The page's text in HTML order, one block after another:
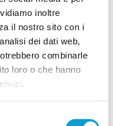
inoltre
il nostro sito con i
dei dati web,
combinarle
loro o che hanno
sui cavi